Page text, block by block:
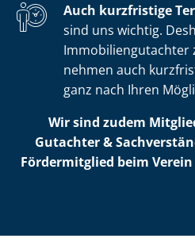
Auch kurzfristige
sind uns wichtig.
Im­mo­bi­li­en­gut­ach­ter
nehmen auch
ganz nach Ihren
Wir sind zudem
Gutachter &
Fördermitglied beim